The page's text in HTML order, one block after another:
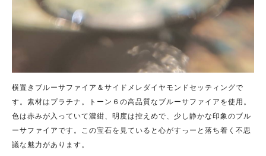
横置きブルーサファイア＆サイドメレダイヤモンドセッティングで
す。素材はプラチナ。トーン６の高品質なブルーサファイアを使用。
色は赤みが入っていて濃紺、明度は控えめで、少し静かな印象のブル
ーサファイアです。この宝石を見ていると心がすっーと落ち着く不思
議な魅力があります。